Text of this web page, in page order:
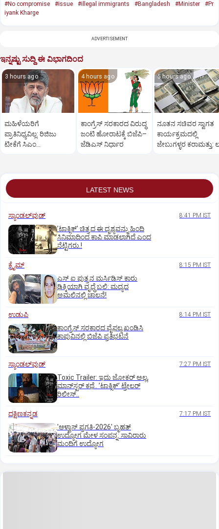
#No compromise #issue #illegal immigrants #Bangladesh #Minister
#Pr
iyank Kharge
ADVERTISEMENT
ಇನ್ನಷ್ಟು ಸುದ್ದಿ ಈ ವಿಭಾಗದಿಂದ
3 hours ago
ಮಹಿಳೆಯರಿಗೆ
ಪ್ರಾತಿನಿಧ್ಯವಿಲ್ಲ: ರಿಜಿಜು
ಟೀಕೆಗೆ ಸಿಎಂ
4 hours ago
ಕಾಂಗ್ರೆಸ್‌ ಸರಕಾರದ ವಿರುದ್ಧ
ಜಂಟಿ ಹೋರಾಟಕ್ಕೆ ಬಿಜೆಪಿ–
ಜೆಡಿಎಸ್‌ ನಿರ್ಧಾರ
5 hours ago
ನೂತನ ಸಚಿವರ ಸ್ವಾಗತ
ಕಾರ್ಯಕ್ರಮದಲ್ಲಿ
ಜೇಬುಗಳ್ಳರ ಕರಾಮತ್ತು:
LATEST NEWS
ಸ್ಯಾಂಡಲ್‌ವುಡ್‌ 8:41 PM IST
ʼಟಾಕ್ಸಿಕ್‌ʼ ಚಿತ್ರದ ಈ ದೃಶ್ಯವನ್ನು ಹಿಂದಿ
ಸಿನಿಮಾದಿಂದ ಕಾಪಿ ಮಾಡಲಾಗಿದೆ ಎಂದ
ನೆಟ್ಟಿಗರು.!
ಕ್ರೈಮ್ 8:15 PM IST
ಎಸ್ ಐ ಪುತ್ರನ ಮರ್ಸಿಡಿಸ್‌ ಕಾರು
ಢಿಕ್ಕಿಯಾಗಿ ವೃದ್ಧೆ ಬಲಿ: ಮದ್ಯದ
ಅಮಲಿನಲ್ಲಿ ಚಾಲನೆ!
ಉಡುಪಿ 8:14 PM IST
ಕಾಂಗ್ರೆಸ್ ಸರಕಾರದ ವೈಫಲ್ಯ ಖಂಡಿಸಿ
ಕಾಪುವಿನಲ್ಲಿ ಬಿಜೆಪಿ ಪ್ರತಿಭಟನೆ
ಸ್ಯಾಂಡಲ್‌ವುಡ್‌ 7:27 PM IST
Toxic Trailer: ಇದು ಜೋಕರ್‌ ಅಲ್ಲ,
ಮಾನ್‌ಸ್ಟರ್‌ ಕಥೆ.. ʼಟಾಕ್ಸಿಕ್‌ʼ ಟ್ರೇಲರ್‌
ರಿಲೀಸ್..
ದಕ್ಷಿಣಕನ್ನಡ 7:17 PM IST
'ಆಳ್ವಾಸ್‌ ಪ್ರಗತಿ-2026' ಬೃಹತ್
ಉದ್ಯೋಗ ಮೇಳ ಸಂಪನ್ನ: ಸಾವಿರಾರು
ಮಂದಿಗೆ ಉದ್ಯೋಗ